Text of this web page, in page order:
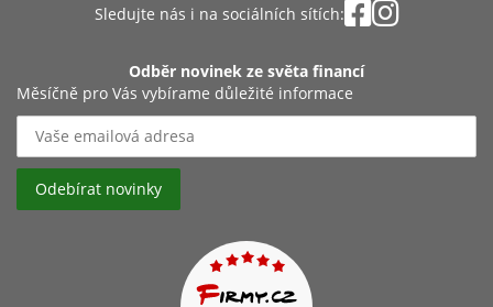
Sledujte nás i na sociálních sítích:
Odběr novinek ze světa financí
Měsíčně pro Vás vybírame důležité informace